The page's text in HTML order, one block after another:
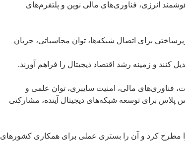
انرژی، فناوری‌های مالی نوین و پلتفرم‌های
برای اتصال شبکه‌ها، توان محاسباتی، جریان
و زمینه رشد اقتصاد دیجیتال را فراهم آورند.
فناوری‌های مالی، امنیت سایبری، توان علمی و
پلاس برای توسعه شبکه‌های دیجیتال آینده، مشارکتی
مطرح کرد و آن را بستری عملی برای همکاری کشورهای